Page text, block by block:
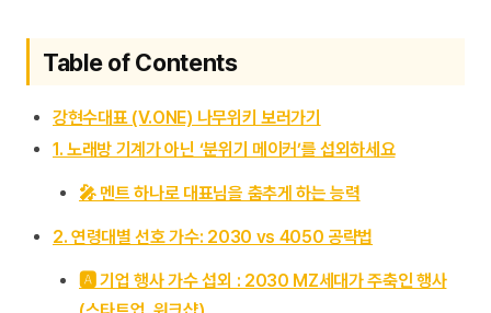
Table of Contents
강현수대표 (V.ONE) 나무위키 보러가기
1. 노래방 기계가 아닌 ‘분위기 메이커’를 섭외하세요
🎤 멘트 하나로 대표님을 춤추게 하는 능력
2. 연령대별 선호 가수: 2030 vs 4050 공략법
🅰️ 기업 행사 가수 섭외 : 2030 MZ세대가 주축인 행사